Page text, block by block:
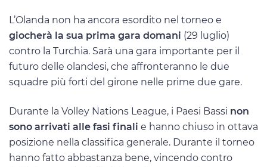
L’Olanda non ha ancora esordito nel torneo e
giocherà la sua prima gara domani (29 luglio)
contro la Turchia. Sarà una gara importante per il
futuro delle olandesi, che affronteranno le due
squadre più forti del girone nelle prime due gare.
Durante la Volley Nations League, i Paesi Bassi non
sono arrivati alle fasi finali e hanno chiuso in ottava
posizione nella classifica generale. Durante il torneo
hanno fatto abbastanza bene, vincendo contro